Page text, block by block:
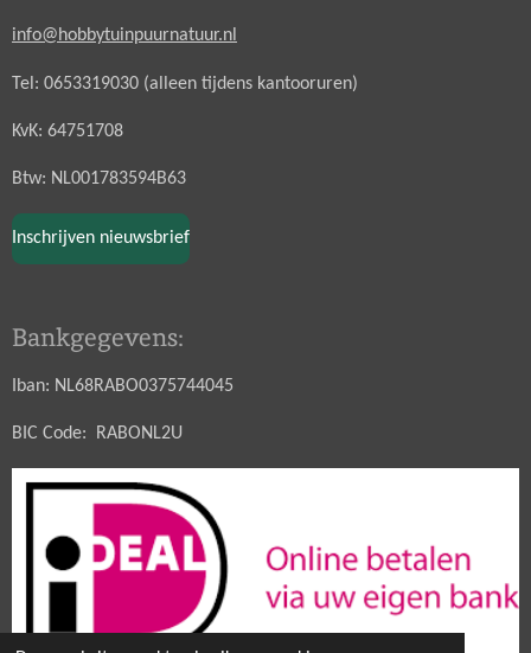
info@hobbytuinpuurnatuur.nl
Tel: 0653319030 (alleen tijdens kantooruren)
KvK: 64751708
Btw: NL001783594B63
Inschrijven nieuwsbrief
Bankgegevens:
Iban: NL68RABO0375744045
BIC Code: RABONL2U